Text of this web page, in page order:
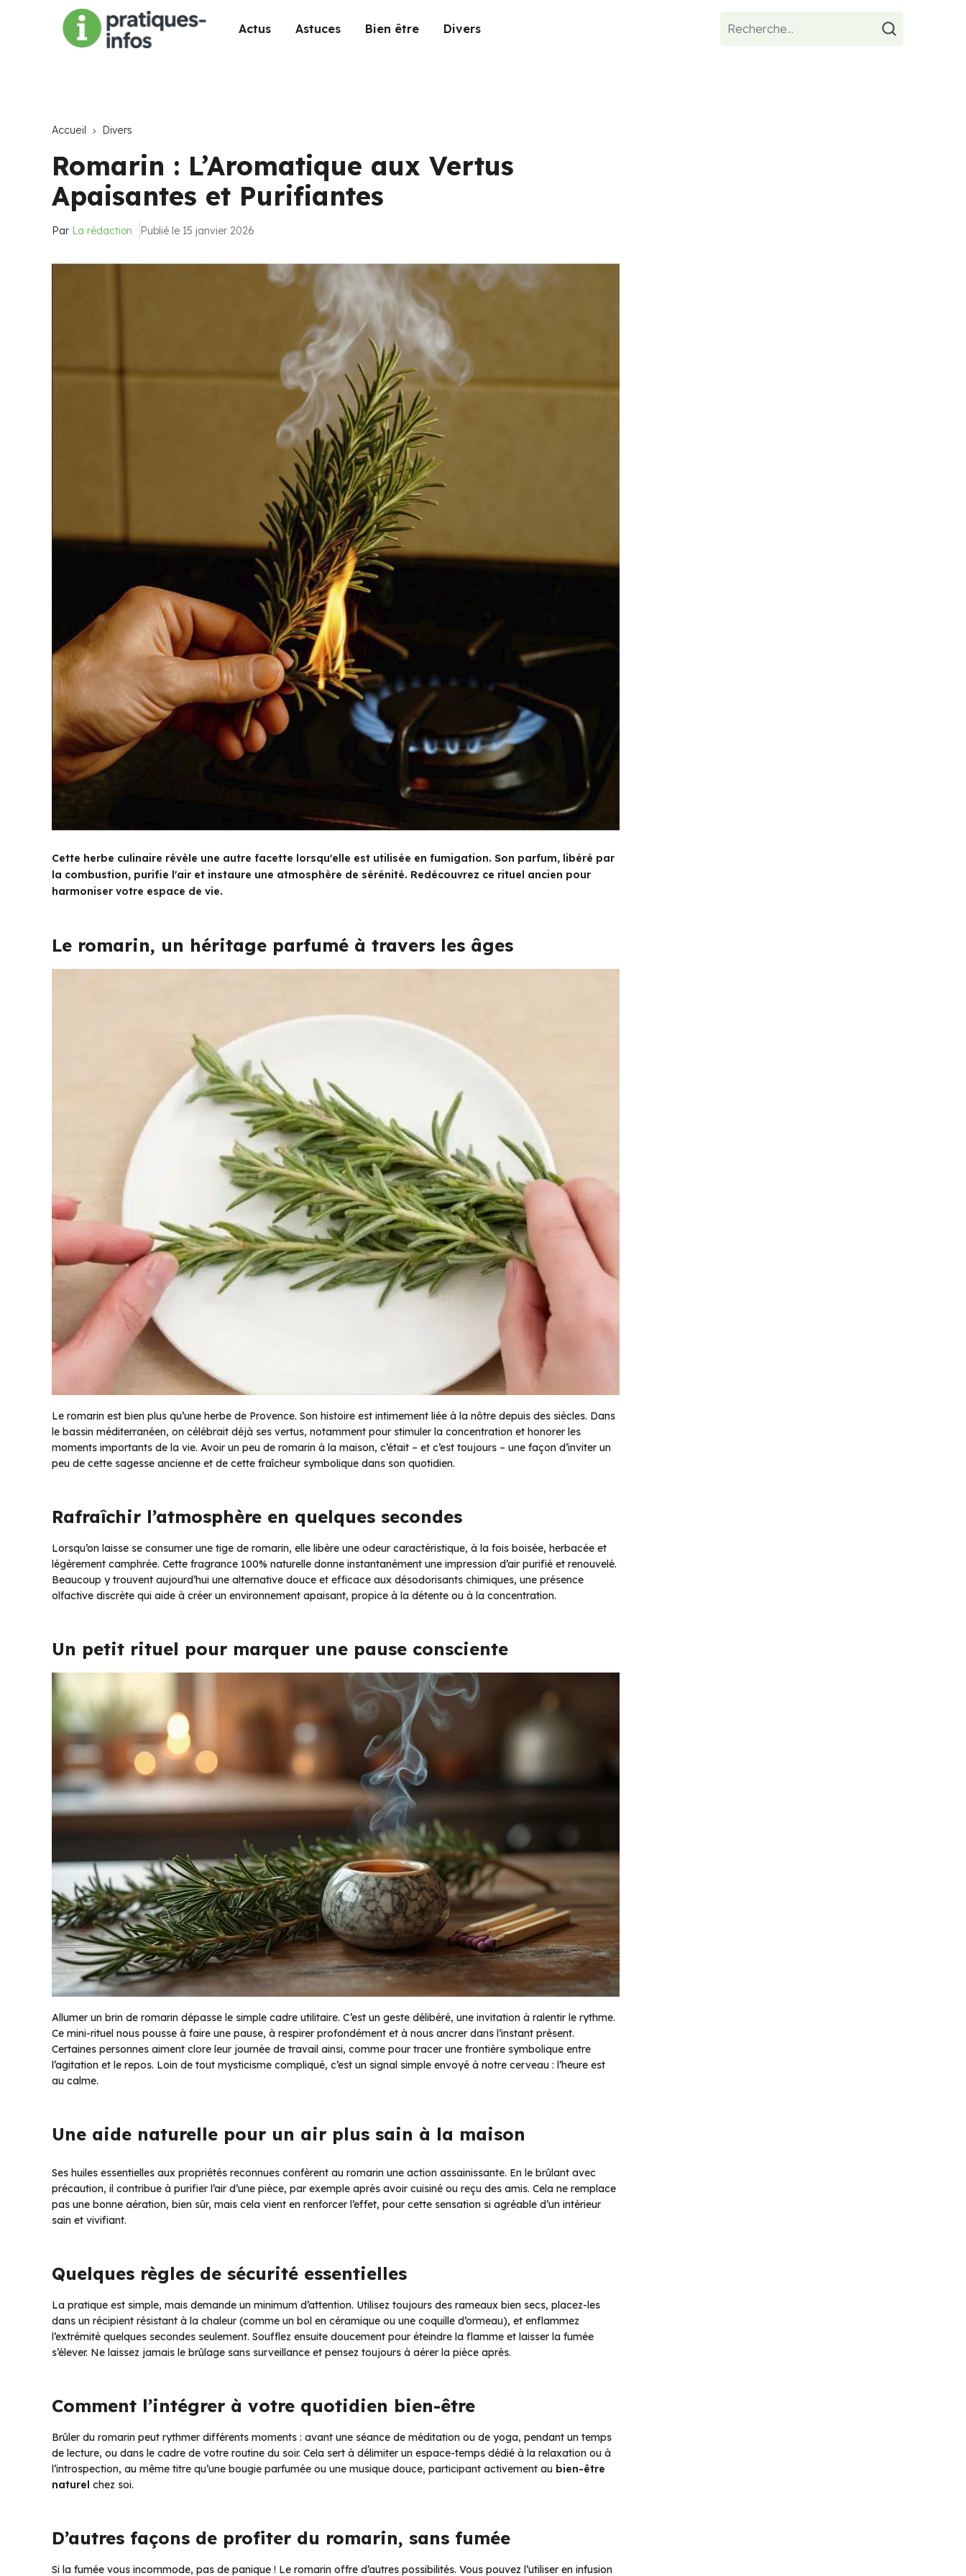
Actus Astuces Bien être Divers
Accueil Divers
Romarin : L’Aromatique aux Vertus
Apaisantes et Purifiantes
Par La rédaction Publié le 15 janvier 2026
Cette herbe culinaire révèle une autre facette lorsqu'elle est utilisée en fumigation. Son parfum, libéré par
la combustion, purifie l'air et instaure une atmosphère de sérénité. Redécouvrez ce rituel ancien pour
harmoniser votre espace de vie.
Le romarin, un héritage parfumé à travers les âges
Le romarin est bien plus qu’une herbe de Provence. Son histoire est intimement liée à la nôtre depuis des siècles. Dans
le bassin méditerranéen, on célébrait déjà ses vertus, notamment pour stimuler la concentration et honorer les
moments importants de la vie. Avoir un peu de romarin à la maison, c’était – et c’est toujours – une façon d’inviter un
peu de cette sagesse ancienne et de cette fraîcheur symbolique dans son quotidien.
Rafraîchir l’atmosphère en quelques secondes
Lorsqu’on laisse se consumer une tige de romarin, elle libère une odeur caractéristique, à la fois boisée, herbacée et
légèrement camphrée. Cette fragrance 100% naturelle donne instantanément une impression d’air purifié et renouvelé.
Beaucoup y trouvent aujourd’hui une alternative douce et efficace aux désodorisants chimiques, une présence
olfactive discrète qui aide à créer un environnement apaisant, propice à la détente ou à la concentration.
Un petit rituel pour marquer une pause consciente
Allumer un brin de romarin dépasse le simple cadre utilitaire. C’est un geste délibéré, une invitation à ralentir le rythme.
Ce mini-rituel nous pousse à faire une pause, à respirer profondément et à nous ancrer dans l’instant présent.
Certaines personnes aiment clore leur journée de travail ainsi, comme pour tracer une frontière symbolique entre
l’agitation et le repos. Loin de tout mysticisme compliqué, c’est un signal simple envoyé à notre cerveau : l’heure est
au calme.
Une aide naturelle pour un air plus sain à la maison
Ses huiles essentielles aux propriétés reconnues confèrent au romarin une action assainissante. En le brûlant avec
précaution, il contribue à purifier l’air d’une pièce, par exemple après avoir cuisiné ou reçu des amis. Cela ne remplace
pas une bonne aération, bien sûr, mais cela vient en renforcer l’effet, pour cette sensation si agréable d’un intérieur
sain et vivifiant.
Quelques règles de sécurité essentielles
La pratique est simple, mais demande un minimum d’attention. Utilisez toujours des rameaux bien secs, placez-les
dans un récipient résistant à la chaleur (comme un bol en céramique ou une coquille d’ormeau), et enflammez
l’extrémité quelques secondes seulement. Soufflez ensuite doucement pour éteindre la flamme et laisser la fumée
s’élever. Ne laissez jamais le brûlage sans surveillance et pensez toujours à aérer la pièce après.
Comment l’intégrer à votre quotidien bien-être
Brûler du romarin peut rythmer différents moments : avant une séance de méditation ou de yoga, pendant un temps
de lecture, ou dans le cadre de votre routine du soir. Cela sert à délimiter un espace-temps dédié à la relaxation ou à
l’introspection, au même titre qu’une bougie parfumée ou une musique douce, participant activement au bien-être
naturel chez soi.
D’autres façons de profiter du romarin, sans fumée
Si la fumée vous incommode, pas de panique ! Le romarin offre d’autres possibilités. Vous pouvez l’utiliser en infusion